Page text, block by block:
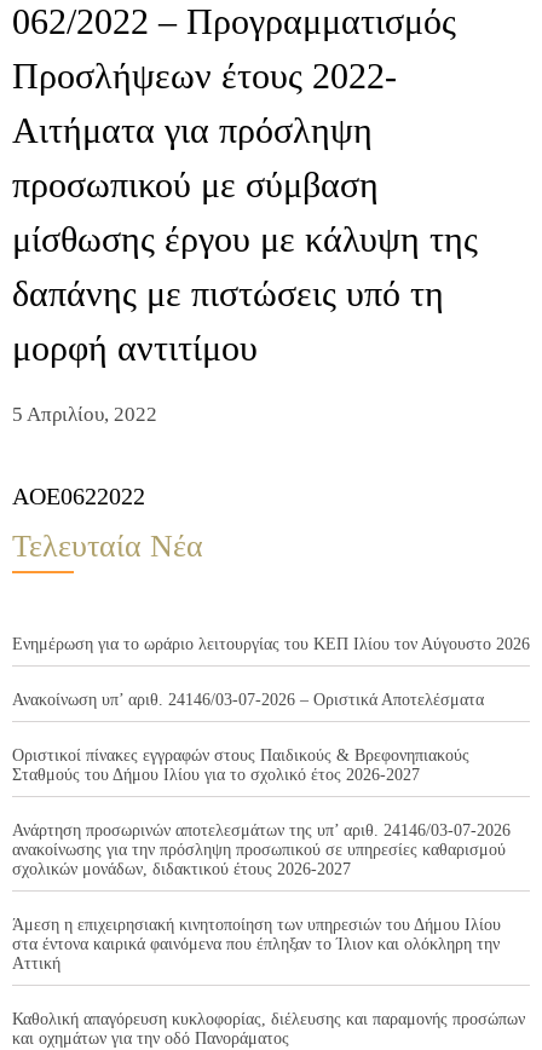
062/2022 – Προγραμματισμός
Προσλήψεων έτους 2022-
Αιτήματα για πρόσληψη
προσωπικού με σύμβαση
μίσθωσης έργου με κάλυψη της
δαπάνης με πιστώσεις υπό τη
μορφή αντιτίμου
5 Απριλίου, 2022
AOE0622022
Τελευταία Νέα
Ενημέρωση για το ωράριο λειτουργίας του ΚΕΠ Ιλίου τον Αύγουστο 2026
Ανακοίνωση υπ’ αριθ. 24146/03-07-2026 – Οριστικά Αποτελέσματα
Οριστικοί πίνακες εγγραφών στους Παιδικούς & Βρεφονηπιακούς
Σταθμούς του Δήμου Ιλίου για το σχολικό έτος 2026-2027
Ανάρτηση προσωρινών αποτελεσμάτων της υπ’ αριθ. 24146/03-07-2026
ανακοίνωσης για την πρόσληψη προσωπικού σε υπηρεσίες καθαρισμού
σχολικών μονάδων, διδακτικού έτους 2026-2027
Άμεση η επιχειρησιακή κινητοποίηση των υπηρεσιών του Δήμου Ιλίου
στα έντονα καιρικά φαινόμενα που έπληξαν το Ίλιον και ολόκληρη την
Αττική
Καθολική απαγόρευση κυκλοφορίας, διέλευσης και παραμονής προσώπων
και οχημάτων για την οδό Πανοράματος